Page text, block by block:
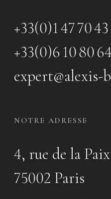
+33(0)1 47 70
+33(0)6 10 80
expert@alexis-
NOTRE ADRESSE
4, rue de la Paix
75002 Paris